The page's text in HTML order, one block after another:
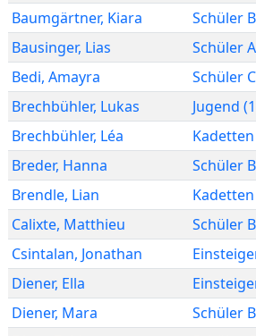
Baumgärtner, Kiara Schüler
Bausinger, Lias Schüler
Bedi, Amayra Schüler
Brechbühler, Lukas Jugend
Brechbühler, Léa
Breder, Hanna Schüler
Brendle, Lian
Calixte, Matthieu Schüler
Csintalan, Jonathan
Diener, Ella
Diener, Mara Schüler